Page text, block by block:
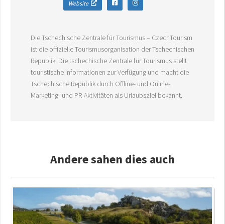
Website
Die Tschechische Zentrale für Tourismus – CzechTourism
ist die offizielle Tourismusorganisation der Tschechischen
Republik. Die tschechische Zentrale für Tourismus stellt
touristische Informationen zur Verfügung und macht die
Tschechische Republik durch Offline- und Online-
Marketing- und PR-Aktivitäten als Urlaubsziel bekannt.
Andere sahen dies auch